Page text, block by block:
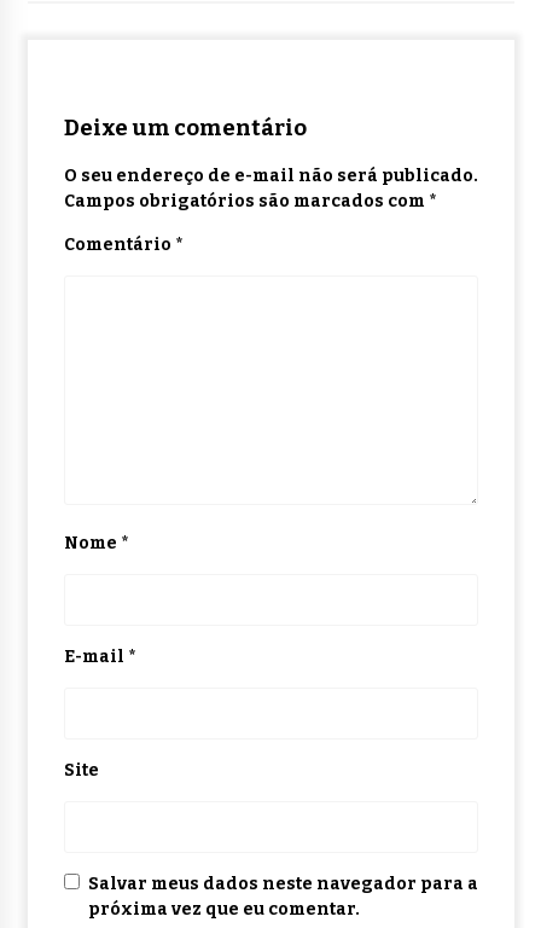
Deixe um comentário
O seu endereço de e-mail não será publicado.
Campos obrigatórios são marcados com *
Comentário *
Nome *
E-mail *
Site
Salvar meus dados neste navegador para a
próxima vez que eu comentar.